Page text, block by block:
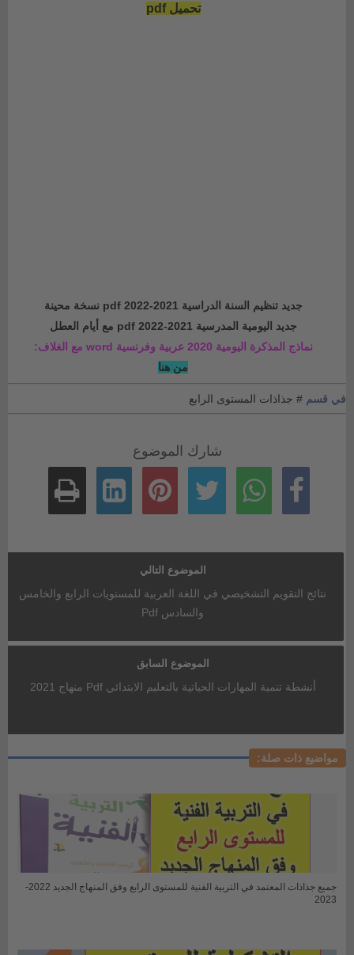
تحميل pdf
جديد تنظيم السنة الدراسية 2021-2022 pdf نسخة محينة
جديد اليومية المدرسية 2021-2022 pdf مع أيام العطل
نماذج المذكرة اليومية 2020 عربية وفرنسية word مع الغلاف:
من هنا
في قسم # جذاذات المستوى الرابع
شارك الموضوع
الموضوع التالي
نتائج التقويم التشخيصي في اللغة العربية للمستويات الرابع والخامس
والسادس Pdf
الموضوع السابق
أنشطة تنمية المهارات الحياتية بالتعليم الابتدائي Pdf منهاج 2021
مواضيع ذات صلة:
جميع جذاذات المعتمد في التربية الفنية للمستوى الرابع وفق المنهاج الجديد 2022-
2023